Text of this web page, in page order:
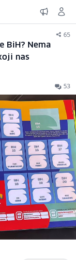
65
BiH? Nema
nas
53